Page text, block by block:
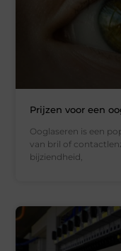
Prijzen voor een
Ooglaseren is een
van bril of
bijziendheid,